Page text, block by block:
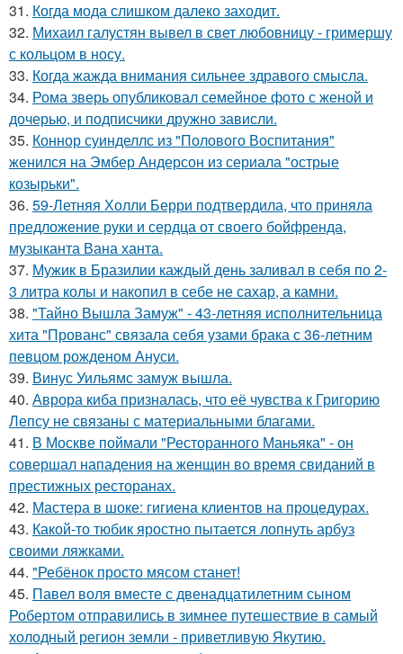
31. Когда мода слишком далеко заходит.
32. Михаил галустян вывел в свет любовницу - гримершу
с кольцом в носу.
33. Когда жажда внимания сильнее здравого смысла.
34. Рома зверь опубликовал семейное фото с женой и
дочерью, и подписчики дружно зависли.
35. Коннор суинделлс из "Полового Воспитания"
женился на Эмбер Андерсон из сериала "острые
козырьки".
36. 59-Летняя Холли Берри подтвердила, что приняла
предложение руки и сердца от своего бойфренда,
музыканта Вана ханта.
37. Мужик в Бразилии каждый день заливал в себя по 2-
3 литра колы и накопил в себе не сахар, а камни.
38. "Тайно Вышла Замуж" - 43-летняя исполнительница
хита "Прованс" связала себя узами брака с 36-летним
певцом рожденом Ануси.
39. Винус Уильямс замуж вышла.
40. Аврора киба призналась, что её чувства к Григорию
Лепсу не связаны с материальными благами.
41. В Москве поймали "Ресторанного Маньяка" - он
совершал нападения на женщин во время свиданий в
престижных ресторанах.
42. Мастера в шоке: гигиена клиентов на процедурах.
43. Какой-то тюбик яростно пытается лопнуть арбуз
своими ляжками.
44. "Ребёнок просто мясом станет!
45. Павел воля вместе с двенадцатилетним сыном
Робертом отправились в зимнее путешествие в самый
холодный регион земли - приветливую Якутию.